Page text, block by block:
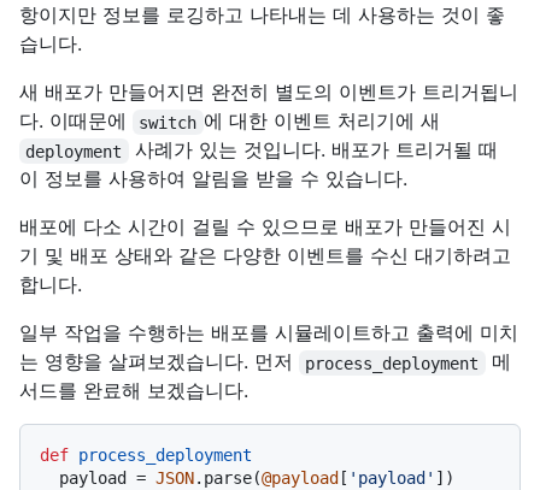
항이지만 정보를 로깅하고 나타내는 데 사용하는 것이 좋
습니다.
새 배포가 만들어지면 완전히 별도의 이벤트가 트리거됩니
다. 이때문에
switch 에 대한 이벤트 처리기에 새
deployment
사례가 있는 것입니다. 배포가 트리거될 때
이 정보를 사용하여 알림을 받을 수 있습니다.
배포에 다소 시간이 걸릴 수 있으므로 배포가 만들어진 시
기 및 배포 상태와 같은 다양한 이벤트를 수신 대기하려고
합니다.
일부 작업을 수행하는 배포를 시뮬레이트하고 출력에 미치
는 영향을 살펴보겠습니다. 먼저
process_deployment
메
서드를 완료해 보겠습니다.
def process_deployment
  payload =
JSON.parse(@payload [ 'payload' ])